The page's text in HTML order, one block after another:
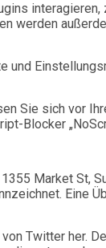
interagieren,
werden
und
Sie sich vor
Blocker
Market St,
Eine
Twitter her.